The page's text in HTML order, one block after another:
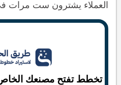
العملاء يشترون ست مرات
تخطط تفتح مصنعك